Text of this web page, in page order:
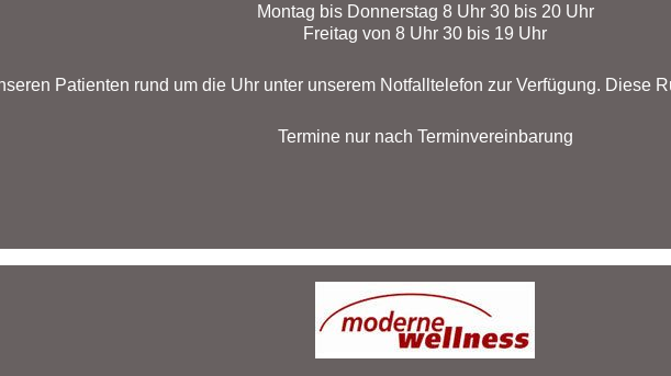
Montag bis Donnerstag 8 Uhr 30 bis 20 Uhr
Freitag von 8 Uhr 30 bis 19 Uhr
Patienten rund um die Uhr unter unserem Notfalltelefon zur Verfügung. Diese
Termine nur nach Terminvereinbarung